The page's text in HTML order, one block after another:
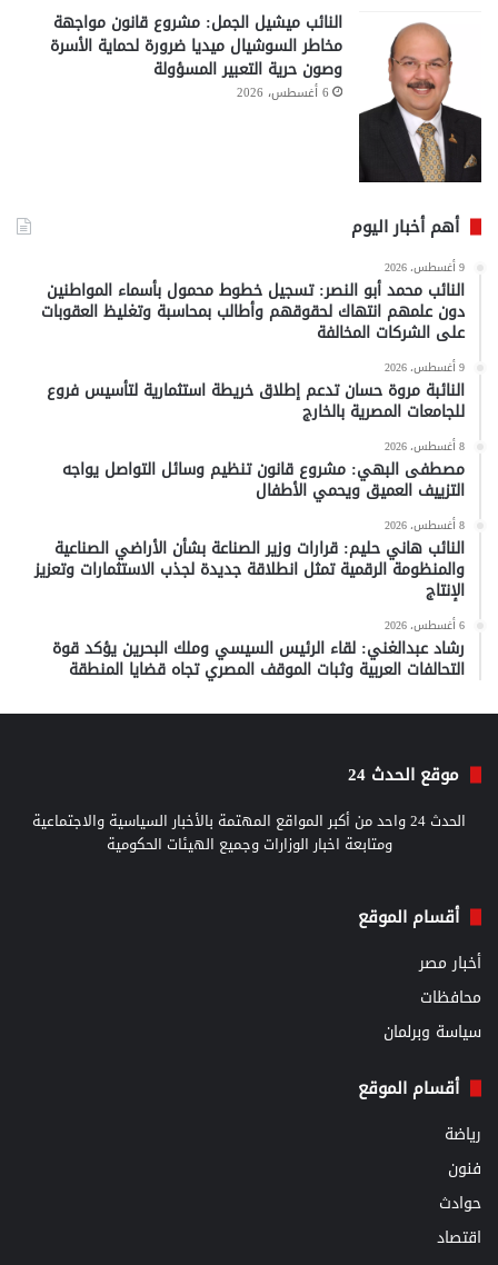
النائب ميشيل الجمل: مشروع قانون مواجهة
مخاطر السوشيال ميديا ضرورة لحماية الأسرة
وصون حرية التعبير المسؤولة
6 أغسطس، 2026
أهم أخبار اليوم
9 أغسطس، 2026
النائب محمد أبو النصر: تسجيل خطوط محمول بأسماء المواطنين
دون علمهم انتهاك لحقوقهم وأطالب بمحاسبة وتغليظ العقوبات
على الشركات المخالفة
9 أغسطس، 2026
النائبة مروة حسان تدعم إطلاق خريطة استثمارية لتأسيس فروع
للجامعات المصرية بالخارج
8 أغسطس، 2026
مصطفى البهي: مشروع قانون تنظيم وسائل التواصل يواجه
التزييف العميق ويحمي الأطفال
8 أغسطس، 2026
النائب هاني حليم: قرارات وزير الصناعة بشأن الأراضي الصناعية
والمنظومة الرقمية تمثل انطلاقة جديدة لجذب الاستثمارات وتعزيز
الإنتاج
6 أغسطس، 2026
رشاد عبدالغني: لقاء الرئيس السيسي وملك البحرين يؤكد قوة
التحالفات العربية وثبات الموقف المصري تجاه قضايا المنطقة
موقع الحدث 24
الحدث 24 واحد من أكبر المواقع المهتمة بالأخبار السياسية والاجتماعية
ومتابعة اخبار الوزارات وجميع الهيئات الحكومية
أقسام الموقع
أخبار مصر
محافظات
سياسة وبرلمان
أقسام الموقع
رياضة
فنون
حوادث
اقتصاد